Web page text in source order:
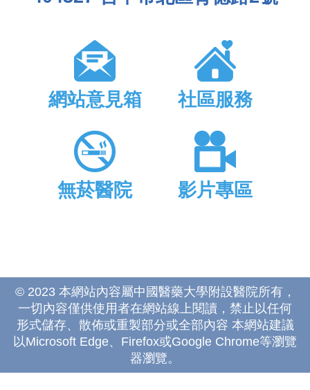
網站意見箱 社區服務
無菸醫院 影片專區
© 2023 本網站內容屬中國醫藥大學附設醫院所有，
一切內容僅供使用者在網站線上閱讀，禁止以任何
形式儲存、散佈或重製部分或全部內容 本網站建議
以Microsoft Edge、Firefox或Google Chrome等瀏覽
器瀏覽。